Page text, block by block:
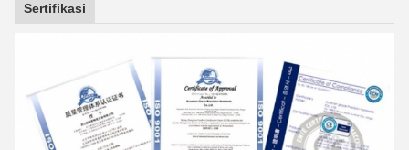
Sertifikasi